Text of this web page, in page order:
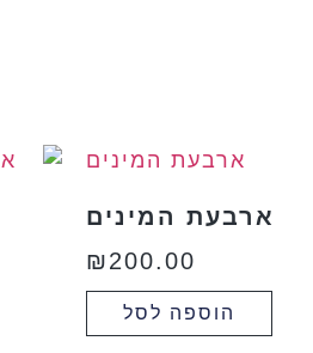
ארבעת המינים
₪200.00
הוספה לסל